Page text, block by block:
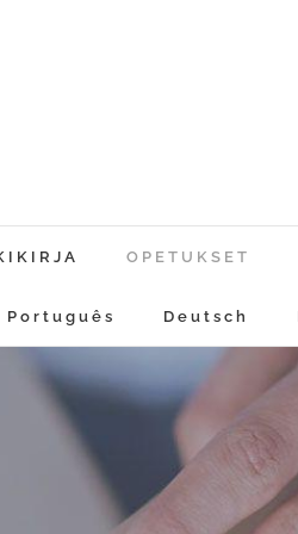
OPETUKSET
Português Deutsch